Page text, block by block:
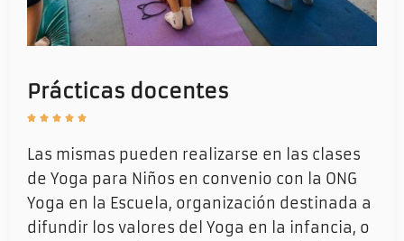
Prácticas docentes​
    
Las mismas pueden realizarse en las clases
de Yoga para Niños en convenio con la ONG
Yoga en la Escuela, organización destinada a
difundir los valores del Yoga en la infancia, o